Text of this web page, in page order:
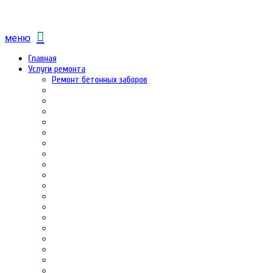
меню
Главная
Услуги ремонта
Ремонт бетонных заборов